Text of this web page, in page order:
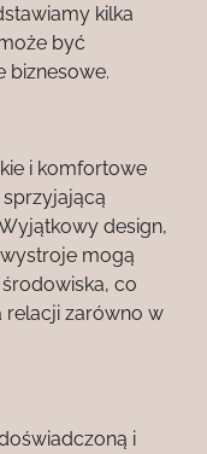
kilka
być
biznesowe.
i komfortowe
design,
mogą
co
zarówno w
i